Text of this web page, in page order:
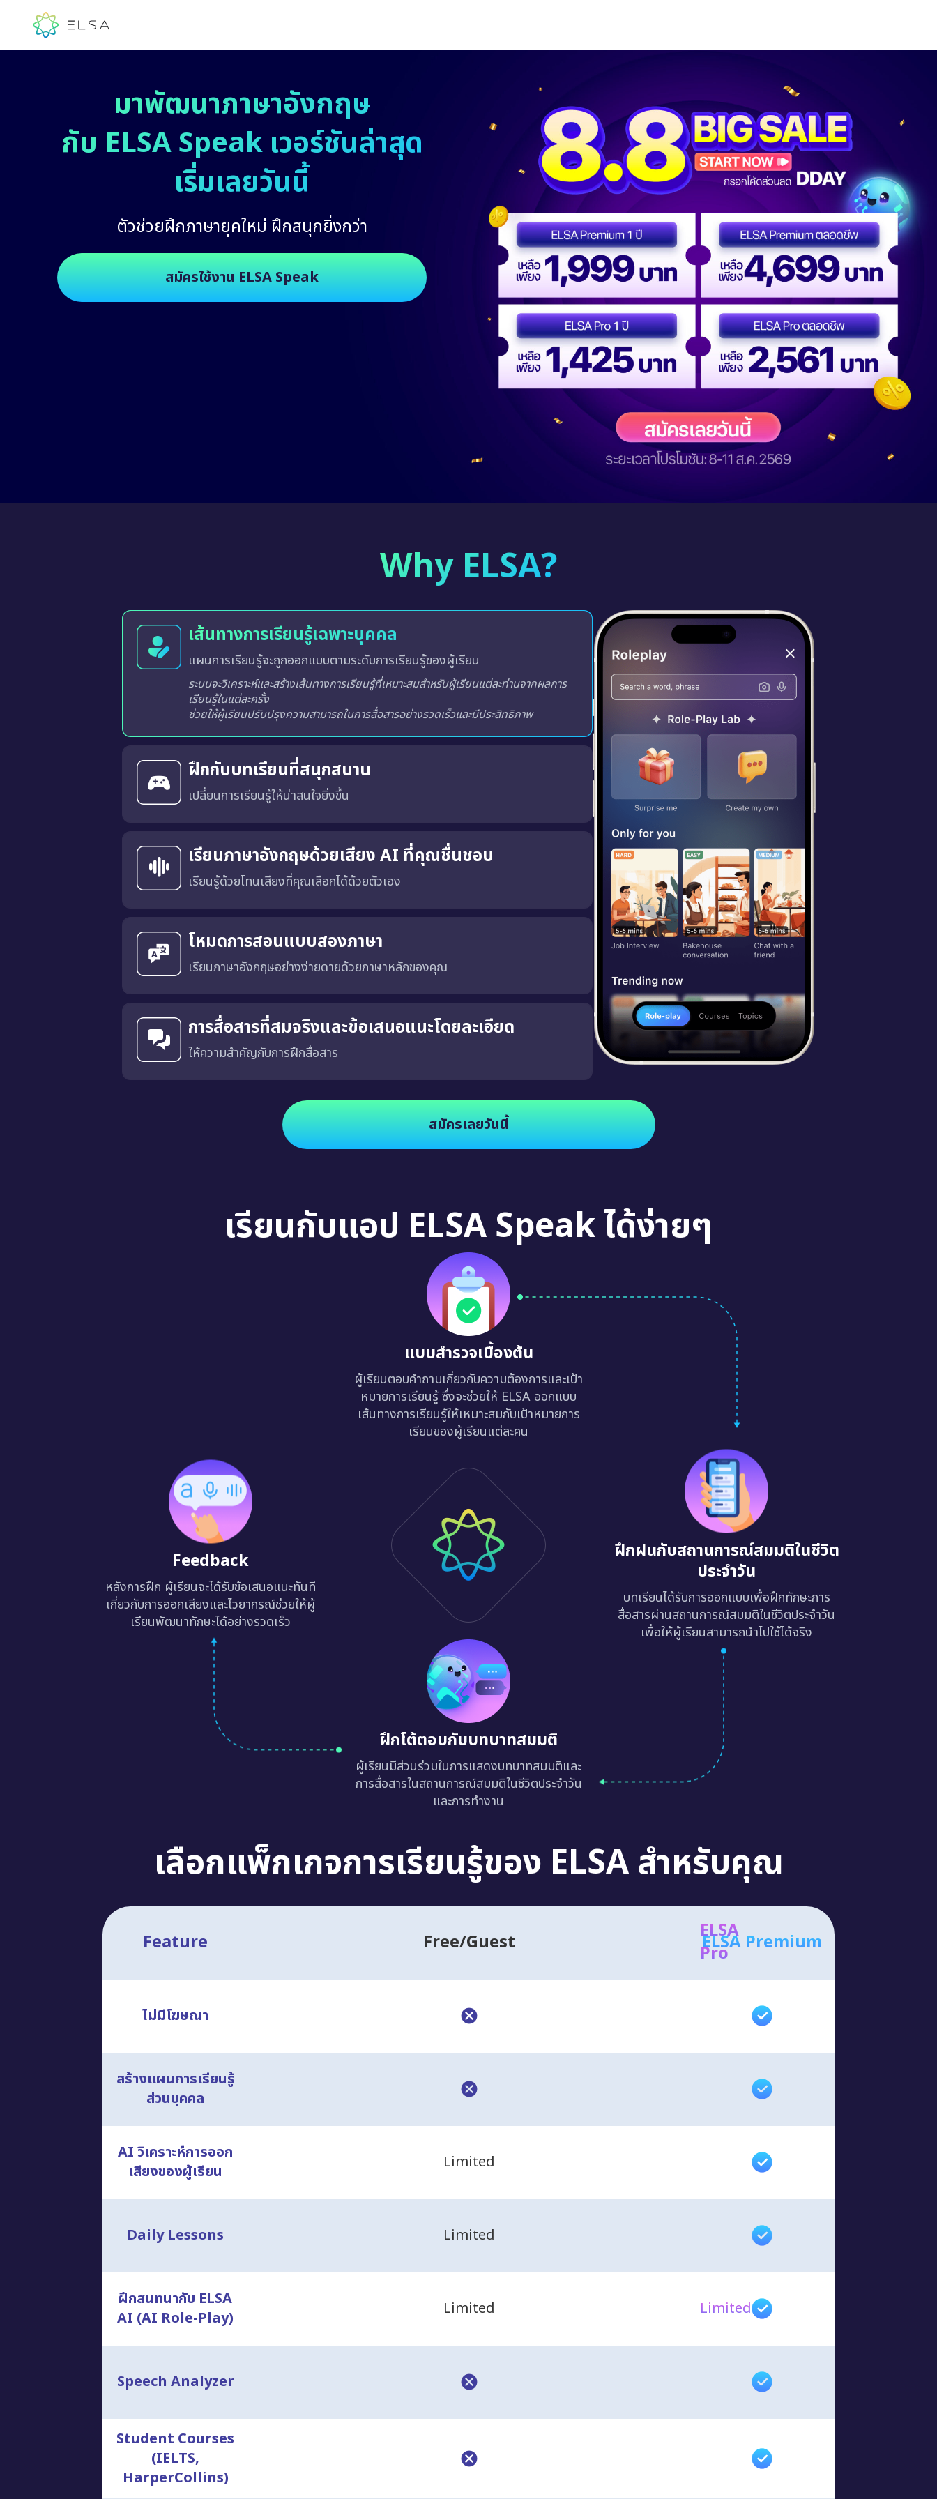
มาพัฒนาภาษาอังกฤษ
กับ ELSA Speak เวอร์ชันล่าสุด
เริ่มเลยวันนี้
ตัวช่วยฝึกภาษายุคใหม่ ฝึกสนุกยิ่งกว่า
สมัครใช้งาน ELSA Speak
Why ELSA?
เส้นทางการเรียนรู้เฉพาะบุคคล
แผนการเรียนรู้จะถูกออกแบบตามระดับการเรียนรู้ของผู้เรียน
ฝึกกับบทเรียนที่สนุกสนาน
เปลี่ยนการเรียนรู้ให้น่าสนใจยิ่งขึ้น
บทเรียนได้รับการออกแบบในรูปแบบการฝึกโต้ตอบ ซึ่งจะมีการให้คะแนน วัดระดับและจัด
ลำดับในกระดานผู้นำ ช่วยสร้างสภาพแวดล้อมการเรียนรู้ที่สร้างแรงบันดาลใจ น่าตื่นเต้นและ
ไม่น่าเบื่ออีกต่อไป
เรียนภาษาอังกฤษด้วยเสียง AI ที่คุณชื่นชอบ
เรียนรู้ด้วยโทนเสียงที่คุณเลือกได้ด้วยตัวเอง
โหมดการสอนแบบสองภาษา
เรียนภาษาอังกฤษอย่างง่ายดายด้วยภาษาหลักของคุณ
การสื่อสารที่สมจริงและข้อเสนอแนะโดยละเอียด
ให้ความสำคัญกับการฝึกสื่อสาร
สมัครเลยวันนี้
เรียนกับแอป ELSA Speak ได้ง่ายๆ
แบบสำรวจเบื้องต้น
ผู้เรียนตอบคำถามเกี่ยวกับความต้องการและเป้า
หมายการเรียนรู้ ซึ่งจะช่วยให้ ELSA ออกแบบ
เส้นทางการเรียนรู้ให้เหมาะสมกับเป้าหมายการ
เรียนของผู้เรียนแต่ละคน
ฝึกฝนกับสถานการณ์สมมติในชีวิต
ประจำวัน
บทเรียนได้รับการออกแบบเพื่อฝึกทักษะการ
สื่อสารผ่านสถานการณ์สมมติในชีวิตประจำวัน
เพื่อให้ผู้เรียนสามารถนำไปใช้ได้จริง
ฝึกโต้ตอบกับบทบาทสมมติ
ผู้เรียนมีส่วนร่วมในการแสดงบทบาทสมมติและ
การสื่อสารในสถานการณ์สมมติในชีวิตประจำวัน
และการทำงาน
Feedback
หลังการฝึก ผู้เรียนจะได้รับข้อเสนอแนะทันที
เกี่ยวกับการออกเสียงและไวยากรณ์ช่วยให้ผู้
เรียนพัฒนาทักษะได้อย่างรวดเร็ว
เลือกแพ็กเกจการเรียนรู้ของ ELSA สำหรับคุณ
Feature Free/Guest
ELSA
Pro
ELSA Premium
ไม่มีโฆษณา
สร้างแผนการเรียนรู้
ส่วนบุคคล
AI วิเคราะห์การออก
เสียงของผู้เรียน
Limited
Daily Lessons Limited
ฝึกสนทนากับ ELSA
AI (AI Role-Play)
Limited Limited
Speech Analyzer
Student Courses
(IELTS,
HarperCollins)